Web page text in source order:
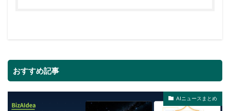
おすすめ記事
AIニュースまとめ